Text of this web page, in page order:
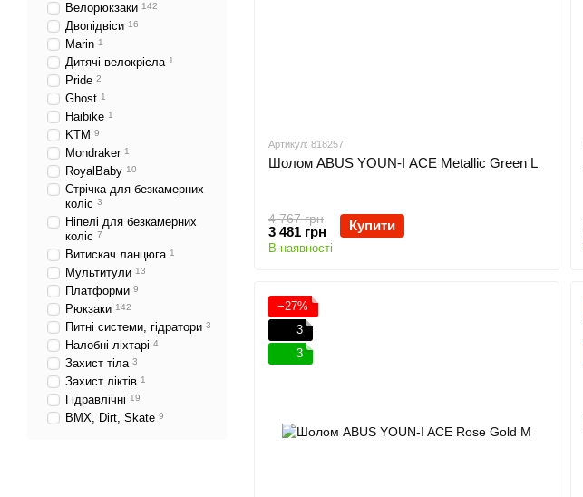
Артикул: 818257
Шолом ABUS YOUN-I ACE Metallic Green L
4 767 грн
3 481 грн Купити
В наявності
−27%
3
3
Велорюкзаки 142
Двопідвіси 16
Marin 1
Дитячі велокрісла 1
Pride 2
Ghost 1
Haibike 1
KTM 9
Mondraker 1
RoyalBaby 10
Стрічка для безкамерних
коліс 3
Ніпелі для безкамерних
коліс 7
Витискач ланцюга 1
Мультитули 13
Платформи 9
Рюкзаки 142
Питні системи, гідратори 3
Налобні ліхтарі 4
Захист тіла 3
Захист ліктів 1
Гідравлічні 19
BMX, Dirt, Skate 9